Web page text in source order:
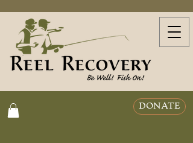
DONATE